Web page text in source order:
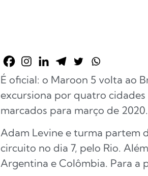
É oficial: o Maroon 5 volta ao
excursiona por quatro cidades
marcados para março de 2020.
Adam Levine e turma partem
circuito no dia 7, pelo Rio.
Argentina e Colômbia. Para a